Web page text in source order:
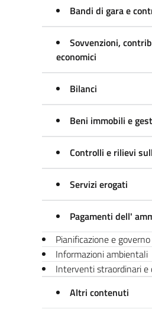
Bandi di gara e
Sovvenzioni,
economici
Bilanci
Beni immobili e
Controlli e rilievi
Servizi erogati
Pagamenti dell'
Pianificazione e
Informazioni ambientali
Interventi straordinari e
Altri contenuti